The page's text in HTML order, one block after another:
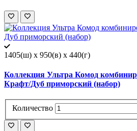
1405(ш) x 950(в) x 440(г)
Коллекция Ультра Комод
Крафт/Дуб приморский (набор)
Количество